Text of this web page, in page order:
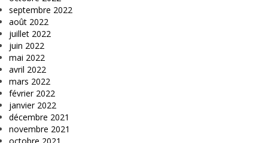
septembre 2022
août 2022
juillet 2022
juin 2022
mai 2022
avril 2022
mars 2022
février 2022
janvier 2022
décembre 2021
novembre 2021
octobre 2021